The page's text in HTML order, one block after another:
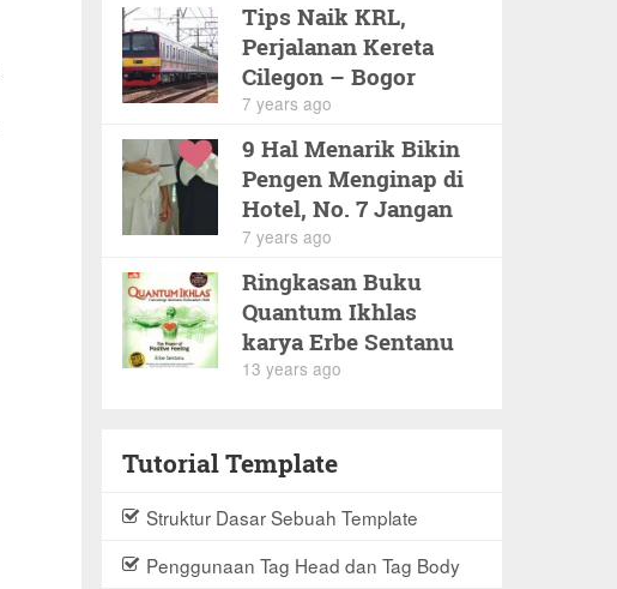
Tips Naik KRL,
Perjalanan Kereta
Cilegon – Bogor
7 years ago
9 Hal Menarik Bikin
Pengen Menginap di
Hotel, No. 7 Jangan
Baper
7 years ago
Ringkasan Buku
Quantum Ikhlas
karya Erbe Sentanu
13 years ago
Tutorial Template
Struktur Dasar Sebuah Template
Penggunaan Tag Head dan Tag Body